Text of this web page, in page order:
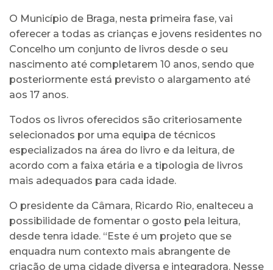
O Município de Braga, nesta primeira fase, vai
oferecer a todas as crianças e jovens residentes no
Concelho um conjunto de livros desde o seu
nascimento até completarem 10 anos, sendo que
posteriormente está previsto o alargamento até
aos 17 anos.
Todos os livros oferecidos são criteriosamente
selecionados por uma equipa de técnicos
especializados na área do livro e da leitura, de
acordo com a faixa etária e a tipologia de livros
mais adequados para cada idade.
O presidente da Câmara, Ricardo Rio, enalteceu a
possibilidade de fomentar o gosto pela leitura,
desde tenra idade. “Este é um projeto que se
enquadra num contexto mais abrangente de
criação de uma cidade diversa e integradora. Nesse